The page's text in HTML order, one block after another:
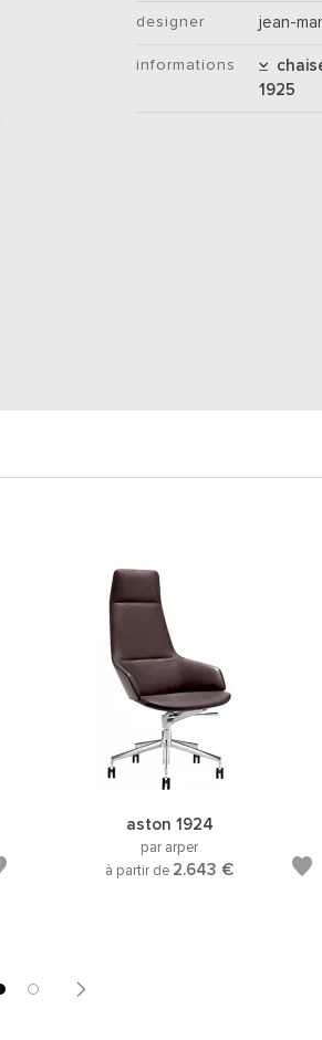
designer jean-
informations
1925
aston 1924
par arper
à partir de 2.643 €